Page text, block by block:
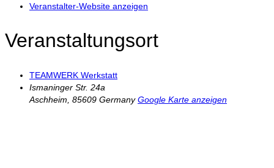
Veranstalter-Website anzeigen
Veranstaltungsort
TEAMWERK Werkstatt
Ismaninger Str. 24a
Aschheim 85609 Germany Google Karte anzeigen